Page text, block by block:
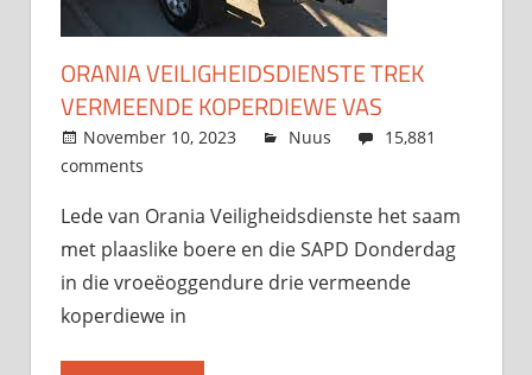
ORANIA VEILIGHEIDSDIENSTE TREK
VERMEENDE KOPERDIEWE VAS
November 10, 2023 admin
Nuus
15,881
comments
Lede van Orania Veiligheidsdienste het saam
met plaaslike boere en die SAPD Donderdag
in die vroeëoggendure drie vermeende
koperdiewe in